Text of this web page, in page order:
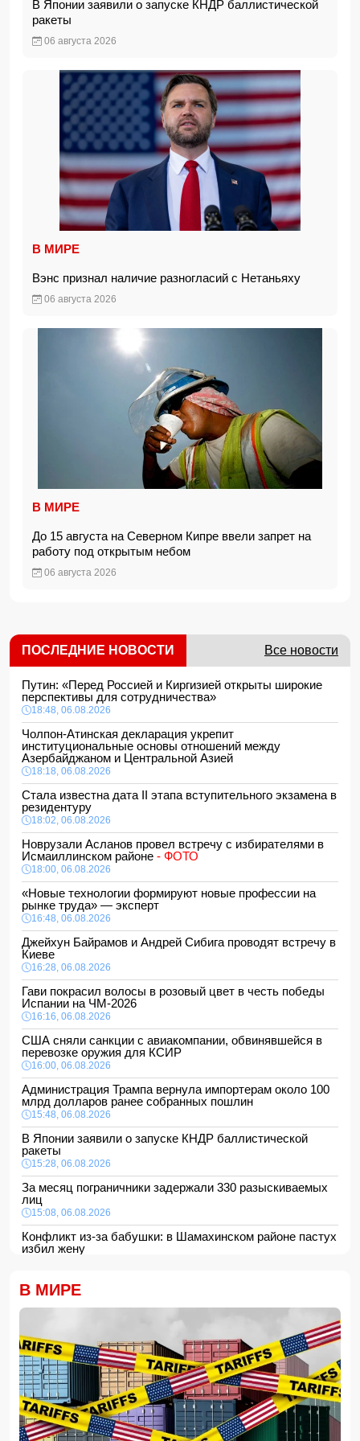
В Японии заявили о запуске КНДР баллистической
ракеты
06 августа 2026
В МИРЕ
Вэнс признал наличие разногласий с Нетаньяху
06 августа 2026
В МИРЕ
До 15 августа на Северном Кипре ввели запрет на
работу под открытым небом
06 августа 2026
ПОСЛЕДНИЕ НОВОСТИ Все новости
Путин: «Перед Россией и Киргизией открыты широкие
перспективы для сотрудничества»
18:48, 06.08.2026
Чолпон-Атинская декларация укрепит
институциональные основы отношений между
Азербайджаном и Центральной Азией
18:18, 06.08.2026
Стала известна дата II этапа вступительного экзамена в
резидентуру
18:02, 06.08.2026
Новрузали Асланов провел встречу с избирателями в
Исмаиллинском районе - ФОТО
18:00, 06.08.2026
«Новые технологии формируют новые профессии на
рынке труда» — эксперт
16:48, 06.08.2026
Джейхун Байрамов и Андрей Сибига проводят встречу в
Киеве
16:28, 06.08.2026
Гави покрасил волосы в розовый цвет в честь победы
Испании на ЧМ-2026
16:16, 06.08.2026
США сняли санкции с авиакомпании, обвинявшейся в
перевозке оружия для КСИР
16:00, 06.08.2026
Администрация Трампа вернула импортерам около 100
млрд долларов ранее собранных пошлин
15:48, 06.08.2026
В Японии заявили о запуске КНДР баллистической
ракеты
15:28, 06.08.2026
За месяц пограничники задержали 330 разыскиваемых
лиц
15:08, 06.08.2026
Конфликт из-за бабушки: в Шамахинском районе пастух
избил жену
Обнаружены признаки существования древних океанов
на Венере
14:48, 06.08.2026
В Баку 40-летний мужчина погиб, упав с балкона
14:40, 06.08.2026
Джейхун Байрамов: В случае необходимости мы будем
рады поставлять газ и дружественной Украине
14:34, 06.08.2026
За семь месяцев гражданам возвращено более 191 млн
манатов
В МИРЕ